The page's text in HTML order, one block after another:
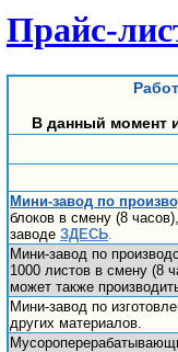
Прайс-
В данный момент
Мини-завод по
блоков в смену (8
заводе ЗДЕСЬ
Мини-завод по
1000 листов в смену (8
может также
Мини-завод по
других материалов.